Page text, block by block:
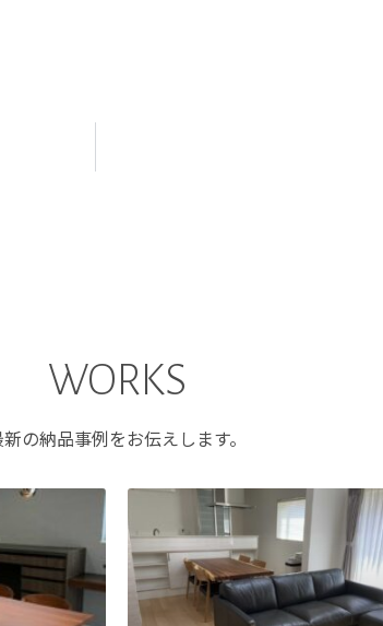
WORKS
の納品事例をお伝えします。